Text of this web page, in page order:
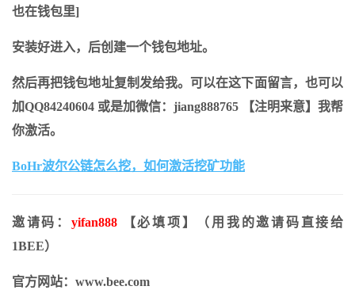
也在钱包里]
安装好进入，后创建一个钱包地址。
然后再把钱包地址复制发给我。可以在这下面留言，也可以
加QQ84240604 或是加微信：jiang888765 【注明来意】我帮
你激活。
BoHr波尔公链怎么挖，如何激活挖矿功能
邀请码： yifan888
【必填项】（用我的邀请码直接给
1BEE）
官方网站：www.bee.com